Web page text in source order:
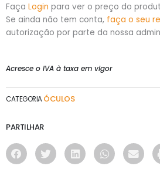
Faça Login para ver o preço do
Se ainda não tem conta, faça o seu
autorização por parte da nossa
Acresce o IVA à taxa em vigor
CATEGORIA ÓCULOS
PARTILHAR